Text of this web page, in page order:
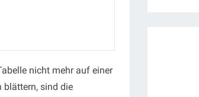
nicht mehr auf einer
blättern, sind die